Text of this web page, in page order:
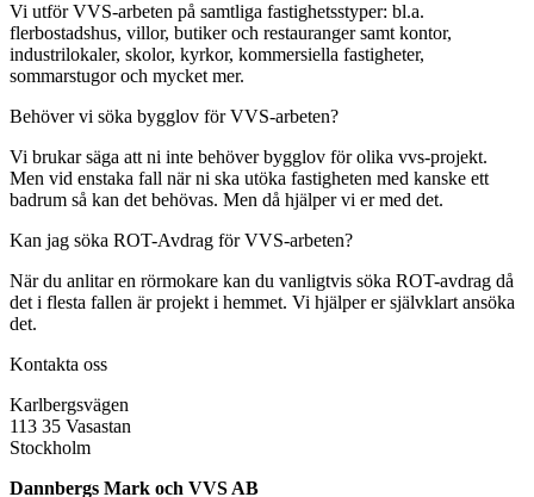
Vi utför VVS-arbeten på samtliga fastighetsstyper: bl.a.
flerbostadshus, villor, butiker och restauranger samt kontor,
industrilokaler, skolor, kyrkor, kommersiella fastigheter,
sommarstugor och mycket mer.
Behöver vi söka bygglov för VVS-arbeten?
Vi brukar säga att ni inte behöver bygglov för olika vvs-projekt.
Men vid enstaka fall när ni ska utöka fastigheten med kanske ett
badrum så kan det behövas. Men då hjälper vi er med det.
Kan jag söka ROT-Avdrag för VVS-arbeten?
När du anlitar en rörmokare kan du vanligtvis söka ROT-avdrag då
det i flesta fallen är projekt i hemmet. Vi hjälper er självklart ansöka
det.
Kontakta oss
Karlbergsvägen
113 35 Vasastan
Stockholm
Dannbergs Mark och VVS AB